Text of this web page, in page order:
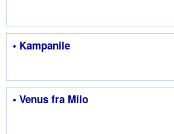
• Kampanile
• Venus fra Milo